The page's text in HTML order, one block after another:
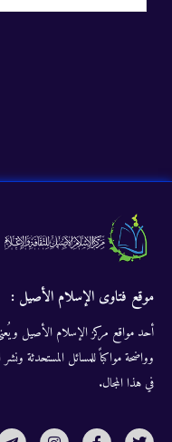
موقع فتاوى الإسلام الأصيل :
أحد مواقع مركز الإسلام الأصيل
وواضحة مواكباً للمسائل المستحدثة
في هذا المجال.